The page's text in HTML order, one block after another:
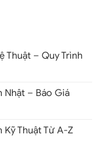
Thuật – Quy Trình
Nhật – Báo Giá
Kỹ Thuật Từ A-Z